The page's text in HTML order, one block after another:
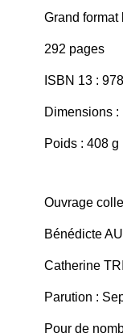
Grand format
292 pages
ISBN 13 :
Dimensions :
Poids : 408 g
Ouvrage
Bénédicte
Catherine
Parution :
Pour de